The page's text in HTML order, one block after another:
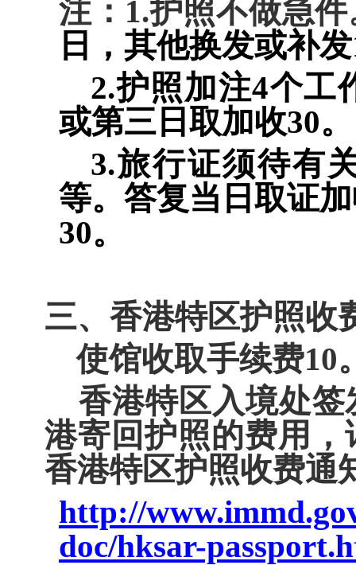
注： 1.护照不做急
日，其他换发或补发
2.护照加注4个工
或第三日取加收30。
3.旅行证须待有
等。答复当日取证
30。
三、香港特区护照收
使馆收取手续费
香港特区入境处签
港寄回护照的费用
香港特区护照收费通
http://
doc/hksar-